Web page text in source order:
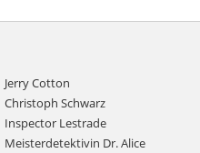
Jerry Cotton
Christoph Schwarz
Inspector Lestrade
Meisterdetektivin Dr. Alice